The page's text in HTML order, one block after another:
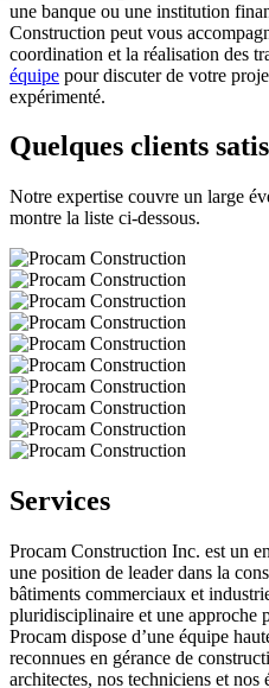
une banque ou une institution
Construction peut vous
coordination et la réalisation des
équipe pour discuter de votre
expérimenté.
Quelques clients
Notre expertise couvre un large
montre la liste ci-dessous.
Services
Procam Construction Inc. est un
une position de leader dans la
bâtiments commerciaux et
pluridisciplinaire et une approche
Procam dispose d’une équipe
reconnues en gérance de
architectes, nos techniciens et